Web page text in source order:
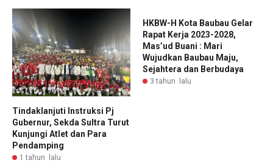
Tindaklanjuti Instruksi Pj
Gubernur, Sekda Sultra Turut
Kunjungi Atlet dan Para
Pendamping
1 tahun lalu
HKBW-H Kota Baubau Gelar
Rapat Kerja 2023-2028,
Mas’ud Buani : Mari
Wujudkan Baubau Maju,
Sejahtera dan Berbudaya
3 tahun lalu